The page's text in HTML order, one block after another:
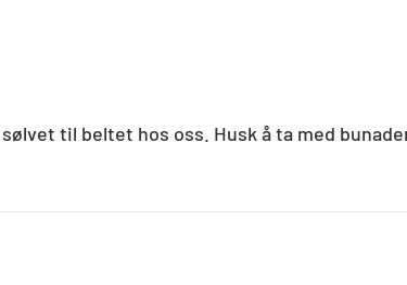
til beltet hos oss. Husk å ta med